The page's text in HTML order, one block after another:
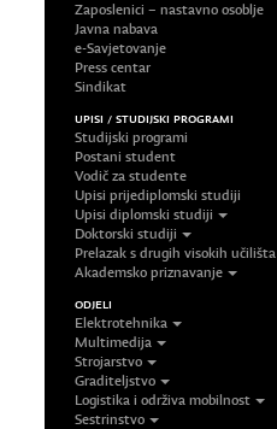
Zaposlenici – nastavno osoblje
Javna nabava
e-Savjetovanje
Press centar
Sindikat
UPISI / STUDIJSKI PROGRAMI
Studijski programi
Postani student
Vodič za studente
Upisi prijediplomski studiji
Upisi diplomski studiji
Doktorski studiji
Prelazak s drugih visokih učilišta
Akademsko priznavanje
ODJELI
Elektrotehnika
Multimedija
Strojarstvo
Graditeljstvo
Logistika i održiva mobilnost
Sestrinstvo